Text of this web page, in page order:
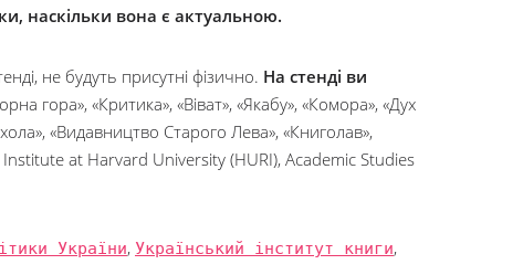
наскільки вона є актуальною.
не будуть присутні фізично. На стенді ви
гора», «Критика», «Віват», «Якабу», «Комора», «Дух
«Видавництво Старого Лева», «Книголав»,
at Harvard University (HURI), Academic Studies
України, Український інститут книги,